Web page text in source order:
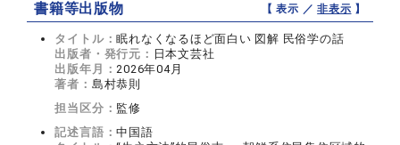
書籍等出版物 【 表示 ／非表示 】
タイトル：眠れなくなるほど面白い 図解 民俗学の話
出版者・発行元： 日本文芸社
出版年月：2026年04月
著者： 島村恭則
担当区分： 監修
記述言語：中国語